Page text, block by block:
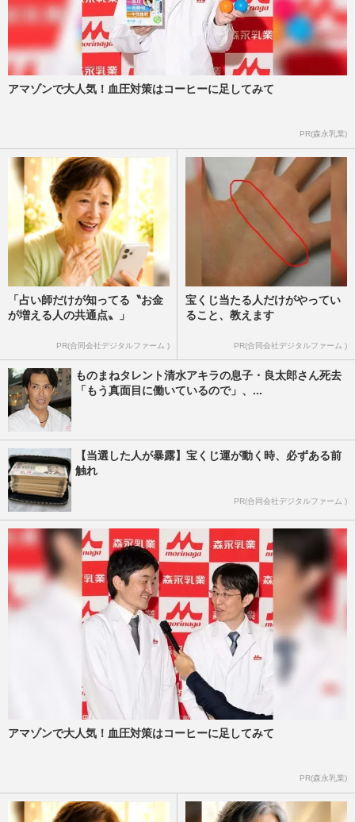
アマゾンで大人気！血圧対策はコーヒーに足してみて
PR(森永乳業)
「占い師だけが知ってる〝お金
が増える人の共通点〟」
PR(合同会社デジタルファーム )
宝くじ当たる人だけがやってい
ること、教えます
PR(合同会社デジタルファーム )
ものまねタレント清水アキラの息子・良太郎さん死去
「もう真面目に働いているので」、...
【当選した人が暴露】宝くじ運が動く時、必ずある前
触れ
PR(合同会社デジタルファーム )
アマゾンで大人気！血圧対策はコーヒーに足してみて
PR(森永乳業)